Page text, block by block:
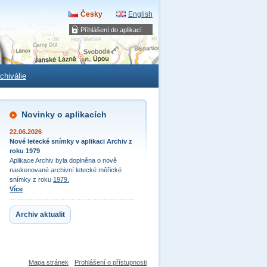
Přihlášení do aplikací
Česky English
Novinky o aplikacích
22.06.2026
Nové letecké snímky v aplikaci Archiv z
roku 1979
Aplikace Archiv byla doplněna o nově
naskenované archivní letecké měřické
snímky z roku 1979.
Více
Archiv aktualit
Mapa stránek Prohlášení o přístupnosti